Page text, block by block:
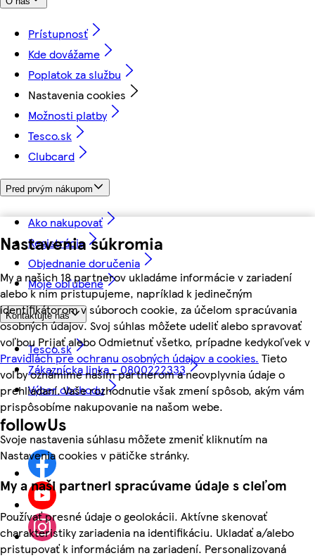
Nastavenia súkromia
My a našich 18 partnerov ukladáme informácie v zariadení
alebo k nim pristupujeme, napríklad k jedinečným
identifikátorom v súboroch cookie, za účelom spracúvania
osobných údajov. Svoj súhlas môžete udeliť alebo spravovať
voľbou Prijať alebo Odmietnuť všetko, prípadne kedykoľvek v
Pravidlách pre ochranu osobných údajov a cookies. Tieto
voľby oznámime našim partnerom a neovplyvnia údaje o
prehliadaní. Vaše rozhodnutie však zmení spôsob, akým vám
prispôsobíme nakupovanie na našom webe.
Svoje nastavenia súhlasu môžete zmeniť kliknutím na
Nastavenia cookies v pätičke stránky.
My a naši partneri spracúvame údaje s cieľom
Používať presné údaje o geolokácii. Aktívne skenovať
charakteristiky zariadenia na identifikáciu. Ukladať a/alebo
pristupovať k informáciám na zariadení. Personalizovaná
Prístupnosť
Kde dovážame
Poplatok za službu
Nastavenia cookies
Možnosti platby
Tesco.sk
Clubcard
Pred prvým nákupom
Ako nakupovať
Registrácia
Objednanie doručenia
Moje obľúbené
Kontaktujte nás
Tesco.sk
Zákaznícka linka - 0800222333
Výber obchodu
followUs